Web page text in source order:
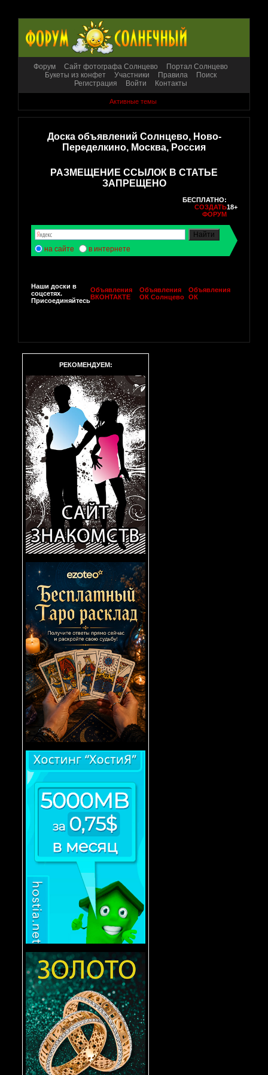
Форум Сайт фотографа Солнцево
Портал Солнцево
Букеты из конфет
Участники Правила
Поиск
Регистрация
Войти Контакты
Активные темы
Доска объявлений Солнцево, Ново-
Переделкино, Москва, Россия
РАЗМЕЩЕНИЕ ССЫЛОК В СТАТЬЕ
ЗАПРЕЩЕНО
БЕСПЛАТНО:
СОЗДАТЬ
ФОРУМ
18+
на сайте в интернете
Наши доски в
соцсетях.
Присоединяйтесь
Объявления
ВКОНТАКТЕ
Объявления
ОК Солнцево
Объявления
ОК
РЕКОМЕНДУЕМ: